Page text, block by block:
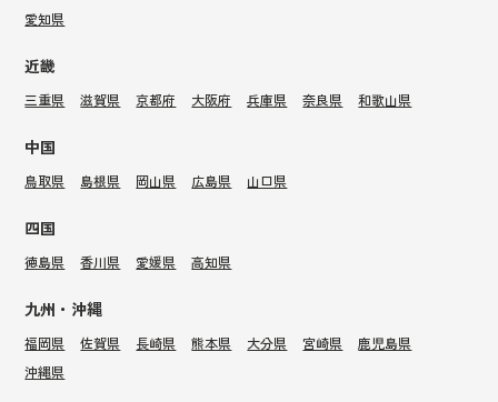
愛知県
近畿
三重県 滋賀県 京都府 大阪府 兵庫県 奈良県 和歌山県
中国
鳥取県 島根県 岡山県 広島県 山口県
四国
徳島県 香川県 愛媛県 高知県
九州・沖縄
福岡県 佐賀県 長崎県 熊本県 大分県 宮崎県
鹿児島県
沖縄県